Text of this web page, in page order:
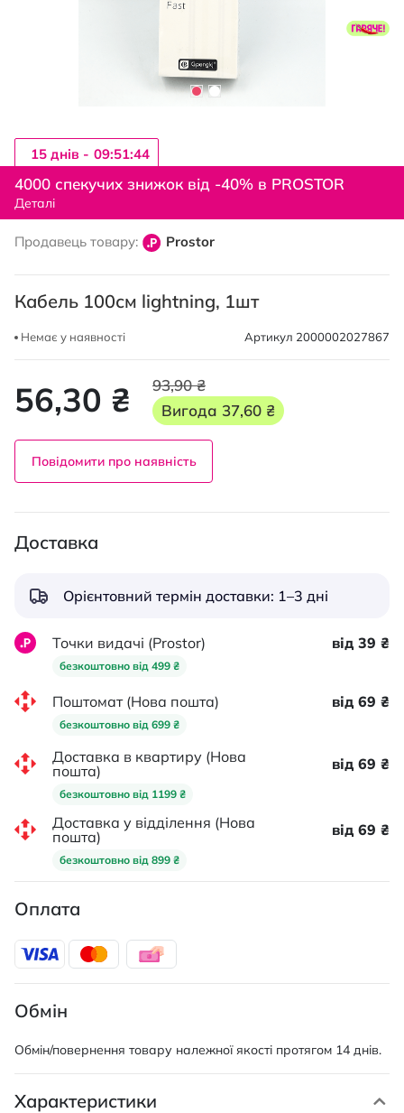
Перейти
до
початку
галереї
4000 спекучих знижок від -40% в PROSTOR
Деталі
15 днiв - 09:51:43
Продавець товару: Prostor
Кабель 100см lightning, 1шт
Немає у наявності Артикул 2000002027867
56,30 ₴
93,90 ₴
Вигода 37,60 ₴
Повідомити про наявність
Доставка
Орієнтовний термін доставки: 1–3 дні
Точки видачі (Prostor)
безкоштовно від 499 ₴
від 39 ₴
Поштомат (Нова пошта)
безкоштовно від 699 ₴
від 69 ₴
Доставка в квартиру (Нова
пошта)
безкоштовно від 1199 ₴
від 69 ₴
Доставка у відділення (Нова
пошта)
безкоштовно від 899 ₴
від 69 ₴
Оплата
Обмін
Обмін/повернення товару належної якості протягом 14 днів.
Характеристики